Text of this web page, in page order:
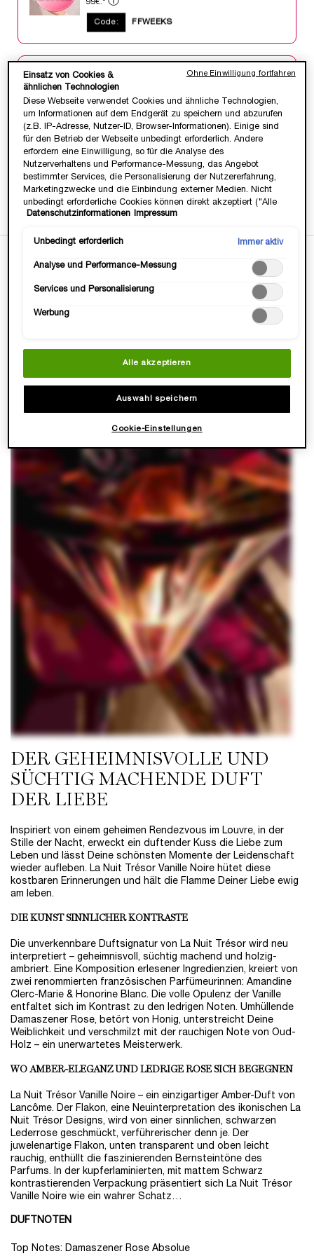
99€.*
Code: FFWEEKS
WERDE TEIL DER LANCÔMMUNITY💞
Heisse Deals & Geschenke, VIP Zugang &
Exklusive, Beautty Tipps & Tricks von Profis.
JETZT ANMELDEN
Gratis Versand
ab 35 Euro
3 Gratis Proben
zu jeder
Bestellung
14 Tage
Geld-zurück-
Garantie
-15€ mit
Newsletter-
Anmeldung
PDP Tabs
DER GEHEIMNISVOLLE UND
SÜCHTIG MACHENDE ​DUFT
DER LIEBE
Inspiriert von einem geheimen Rendezvous im Louvre, in der
Stille der Nacht, erweckt ein duftender Kuss die Liebe zum
Leben und lässt Deine schönsten Momente der Leidenschaft
wieder aufleben. La Nuit Trésor Vanille Noire hütet diese
kostbaren Erinnerungen und hält die Flamme Deiner Liebe ewig
am leben. ​
DIE KUNST SINNLICHER KONTRASTE​
Die unverkennbare Duftsignatur von La Nuit Trésor wird neu
interpretiert – geheimnisvoll, süchtig machend und holzig-
ambriert. Eine Komposition erlesener Ingredienzien, kreiert von
zwei renommierten französischen Parfümeurinnen: Amandine
Clerc-Marie & Honorine Blanc. Die volle Opulenz der Vanille
entfaltet sich im Kontrast zu den ledrigen Noten. Umhüllende
Damaszener Rose, betört von Honig, unterstreicht Deine
Weiblichkeit und verschmilzt mit der rauchigen Note von Oud-
Holz – ein unerwartetes Meisterwerk. ​
WO AMBER-ELEGANZ UND LEDRIGE ROSE SICH BEGEGNEN​
La Nuit Trésor Vanille Noire – ein einzigartiger Amber-Duft von
Lancôme. Der Flakon, eine Neuinterpretation des ikonischen La
Nuit Trésor Designs, wird von einer sinnlichen, schwarzen
Lederrose geschmückt, verführerischer denn je. Der
juwelenartige Flakon, unten transparent und oben leicht
rauchig, enthüllt die faszinierenden Bernsteintöne des
Parfums. In der kupferlaminierten, mit mattem Schwarz
kontrastierenden Verpackung präsentiert sich La Nuit Trésor
Vanille Noire wie ein wahrer Schatz…​
DUFTNOTEN
Top Notes: Damaszener Rose Absolue​
Einsatz von Cookies &
ähnlichen Technologien
Diese Webseite verwendet Cookies und ähnliche Technologien,
um Informationen auf dem Endgerät zu speichern und abzurufen
(z.B. IP-Adresse, Nutzer-ID, Browser-Informationen). Einige sind
für den Betrieb der Webseite unbedingt erforderlich. Andere
erfordern eine Einwilligung, so für die Analyse des
Nutzerverhaltens und Performance-Messung, das Angebot
bestimmter Services, die Personalisierung der Nutzererfahrung,
Marketingzwecke und die Einbindung externer Medien. Nicht
unbedingt erforderliche Cookies können direkt akzeptiert ("Alle
akzeptieren") oder abgelehnt ("Ohne Einwilligung fortfahren")
ebenfalls möglich und speicherbar ("Auswahl speichern"). Die
angepasst werden. Für weitere Informationen s. unsere
Datenschutzinformationen Impressum
Unbedingt erforderlich Immer aktiv
Analyse und Performance-Messung
Services und Personalisierung
Werbung
Alle akzeptieren
Auswahl speichern
Cookie-Einstellungen
Ohne Einwilligung fortfahren